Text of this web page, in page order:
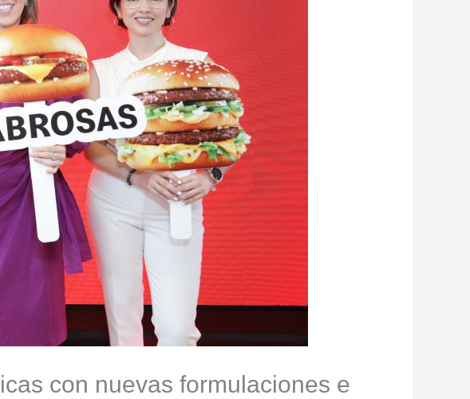
con nuevas formulaciones e